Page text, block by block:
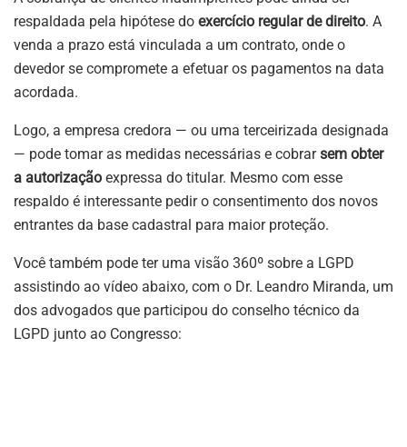
respaldada pela hipótese do exercício regular de direito. A
venda a prazo está vinculada a um contrato, onde o
devedor se compromete a efetuar os pagamentos na data
acordada.
Logo, a empresa credora — ou uma terceirizada designada
— pode tomar as medidas necessárias e cobrarsem obter
a autorização expressa do titular. Mesmo com esse
respaldo é interessante pedir o consentimento dos novos
entrantes da base cadastral para maior proteção.
Você também pode ter uma visão 360º sobre a LGPD
assistindo ao vídeo abaixo, com o Dr. Leandro Miranda, um
dos advogados que participou do conselho técnico da
LGPD junto ao Congresso: